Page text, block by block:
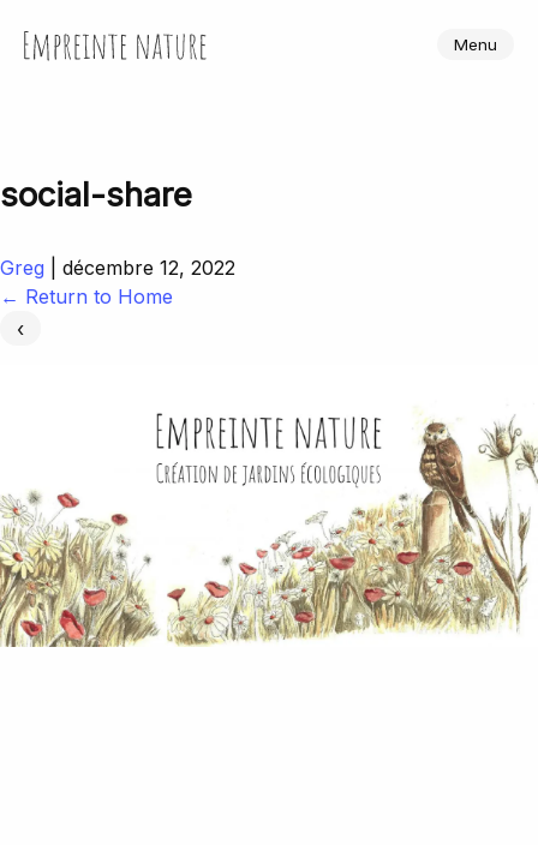
Empreinte Nature Menu
social-share
Greg
décembre 12, 2022
← Return to Home
‹